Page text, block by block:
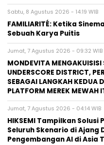
Sabtu, 8 Agustus 2026 - 14:19 WIB
FAMILIARITÉ: Ketika
Sebuah Karya Puitis
Jumat, 7 Agustus 2026 - 09:32 WIB
MONDEVITA
UNDERSCORE DISTRICT,
SEBAGAI LANGKAH KEDUA
PLATFORM MEREK MEWAH
Jumat, 7 Agustus 2026 - 04:14 WIB
HIKSEMI Tampilkan
Seluruh Skenario di Ajang
Pengembangan AI di Asia